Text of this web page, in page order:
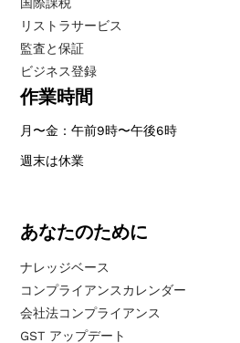
リストラサービス
監査と保証
ビジネス登録
作業時間
月〜金：午前9時〜午後6時
週末は休業
あなたのために
ナレッジベース
コンプライアンスカレンダー
会社法コンプライアンス
GST アップデート